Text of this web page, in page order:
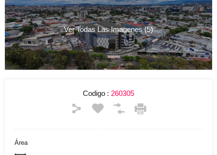
Ver Todas Las Imagenes (5)
Codigo : 260305
Área